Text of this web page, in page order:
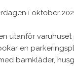
i oktober
utanför
en
barnkläder,